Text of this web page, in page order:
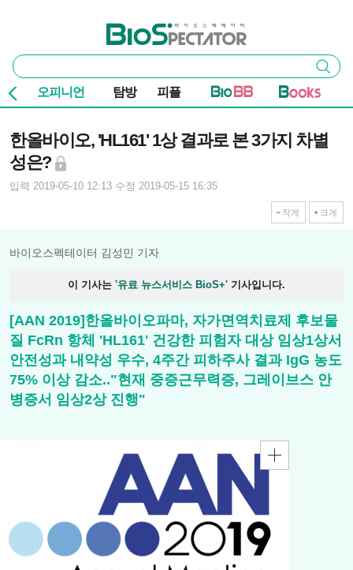
바이오스펙테이터
통
합
검
색
검색
오피니언 탐방 피플
한올바이오, 'HL161' 1상 결과로 본 3가지 차별
성은?
입력 2019-05-10 12:13 수정 2019-05-15 16:35
작게 크게
바이오스펙테이터 김성민 기자
이 기사는 '유료 뉴스서비스 BioS+' 기사입니다.
[AAN 2019]한올바이오파마, 자가면역치료제 후보물
질 FcRn 항체 'HL161' 건강한 피험자 대상 임상1상서
안전성과 내약성 우수, 4주간 피하주사 결과 IgG 농도
75% 이상 감소.."현재 중증근무력증, 그레이브스 안
병증서 임상2상 진행"